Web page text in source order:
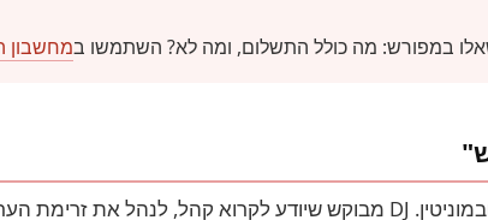
במפורש: מה כולל התשלום, ומה לא? השתמשו במחשבון